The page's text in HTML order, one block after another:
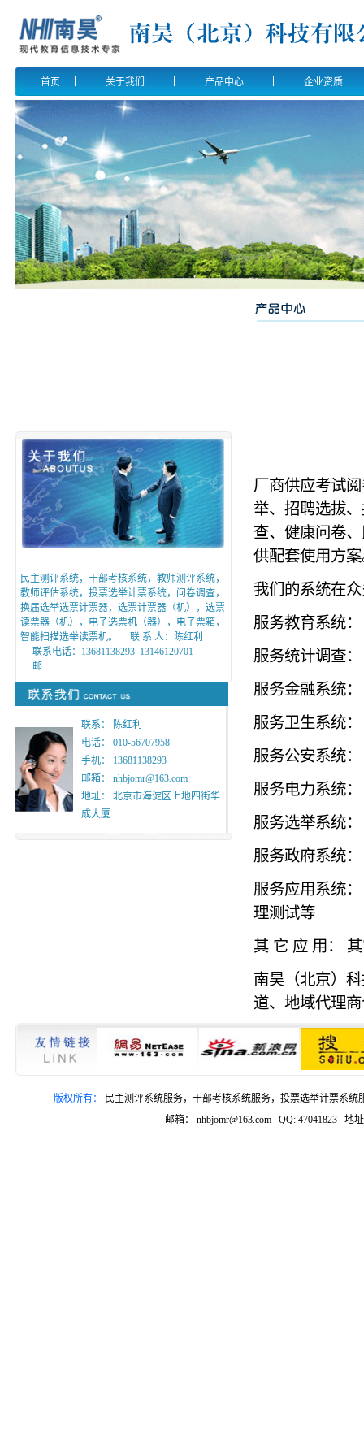
首页 关于我们 产品中心 企业资质
民主测评系统，干部考核系统，教师测评系统，
教师评估系统，投票选举计票系统，问卷调查，
换届选举选票计票器，选票计票器（机），选票
读票器（机），电子选票机（器），电子票箱，
智能扫描选举读票机。 联 系 人：陈红利
联系电话：13681138293 13146120701
邮.....
联系： 陈红利
电话： 010-56707958
手机： 13681138293
邮箱： nhbjomr@163.com
地址： 北京市海淀区上地四街华
成大厦
厂商供应考试
举、招聘选拔
查、健康问卷
供配套使用方
我们的系统在
服务教育系统
服务统计调查
服务金融系统
服务卫生系统
服务公安系统
服务电力系统
服务选举系统
服务政府系统
服务应用系统
理测试等
其 它 应 用：
南昊（北京）
道、地域代理
版权所有：
民主测评系统服务，干部考核系统服务，投票选举计票系
邮箱： nhbjomr@163.com QQ: 47041823 地